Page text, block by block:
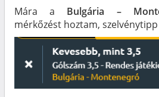
Mára a Bulgária –
mérkőzést hoztam, szelvénytipp